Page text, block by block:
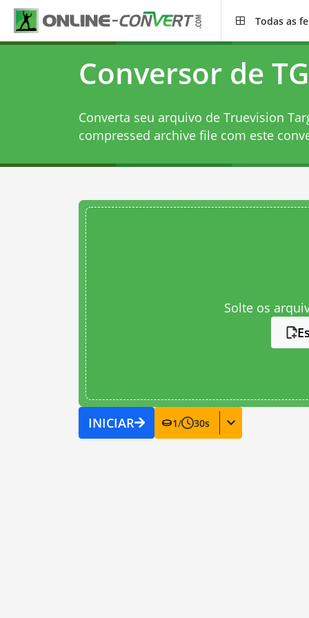
Todas as
Conversor de
Converta seu arquivo de Truevision
compressed archive file com este
Solte os
INICIAR 1/ 30s